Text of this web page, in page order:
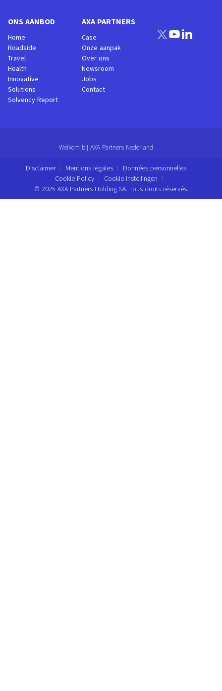
ONS AANBOD
Home
Roadside
Travel
Health
Innovative
Solutions
Solvency Report
AXA PARTNERS
Case
Onze aanpak
Over ons
Newsroom
Jobs
Contact
Welkom bij AXA Partners Nederland
Disclaimer Mentions légales
Données personnelles
Cookie Policy
Cookie-instellingen
© 2025 AXA Partners Holding SA. Tous droits réservés.